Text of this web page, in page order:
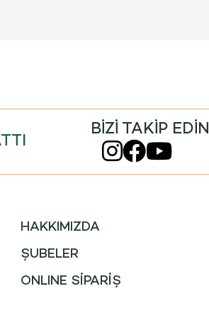
BİZİ TAKİP EDİN
HAKKIMIZDA
ŞUBELER
ONLINE SİPARİŞ